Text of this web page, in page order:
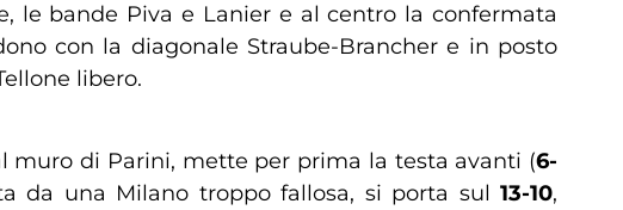
le bande Piva e Lanier e al centro la confermata
con la diagonale Straube-Brancher e in posto
libero.
muro di Parini, mette per prima la testa avanti (6-
da una Milano troppo fallosa, si porta sul 13-10,